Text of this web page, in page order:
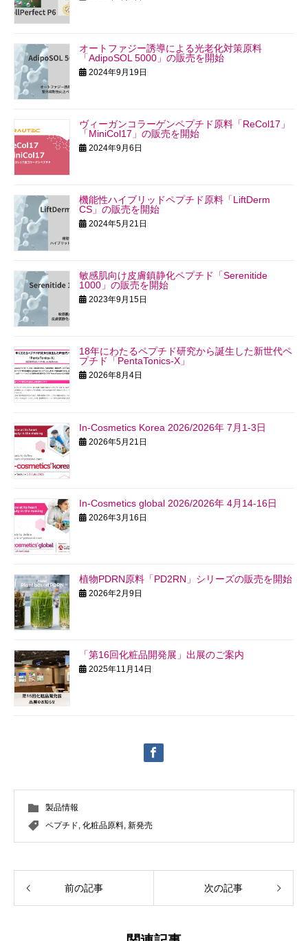
オートファジー誘導による光老化対策原料
「AdipoSOL 5000」の販売を開始
2024年9月19日
ヴィーガンコラーゲンペプチド原料「ReCol17」
「MiniCol17」の販売を開始
2024年9月6日
機能性ハイブリッドペプチド原料「LiftDerm
CS」の販売を開始
2024年5月21日
敏感肌向け皮膚鎮静化ペプチド「Serenitide
1000」の販売を開始
2023年9月15日
18年にわたるペプチド研究から誕生した新世代ペ
プチド「PentaTonics-X」
2026年8月4日
In-Cosmetics Korea 2026/2026年 7月1-3日
2026年5月21日
In-Cosmetics global 2026/2026年 4月14-16日
2026年3月16日
植物PDRN原料「PD2RN」シリーズの販売を開始
2026年2月9日
「第16回化粧品開発展」出展のご案内
2025年11月14日
製品情報
ペプチド, 化粧品原料, 新発売
前の記事 次の記事